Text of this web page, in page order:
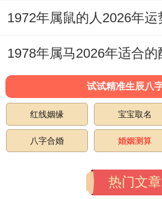
守护能量，来稳固自身气
二、事业运势：将星逢冲
2026年属鼠人在事业上会
属鼠人流年逢「将星」。
冲，发展成「将星逢冲」
业上虽有领导才能展现的
权、岗位或负责领域极易
试试精准生辰八
红线姻缘 宝宝取名
八字合婚 婚姻测算
热门文章